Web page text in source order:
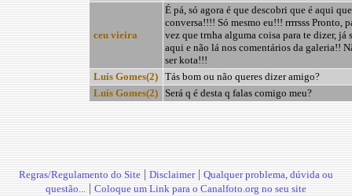
ceu vieira
É pá, só agora é que descobri que é aqui
conversa!!!! Só mesmo eu!!! rrrrsss Pronto,
vez que trnha alguma coisa para te dizer, já
aqui e não lá nos comentários da galeria!!
ser kota!!!
Luís Gomes(2) Tás bom ou não queres dizer amigo?
Luís Gomes(2)
Será q é desta q falas comigo meu?
Regras/Regulamento do Site | Disclaimer| Qualquer problema, dúvida ou
questão... | Coloque um Link para o Canalfoto.org no seu site